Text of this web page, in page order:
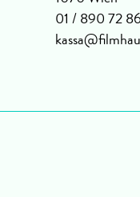
01 / 890 72